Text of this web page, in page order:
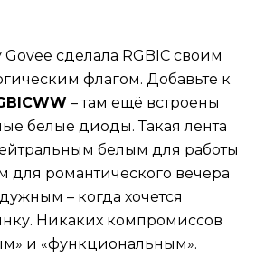
сделала RGBIC своим
флагом. Добавьте к
– там ещё встроены
белые диоды. Такая лента
белым для работы
для романтического вечера
– когда хочется
Никаких компромиссов
и «функциональным».